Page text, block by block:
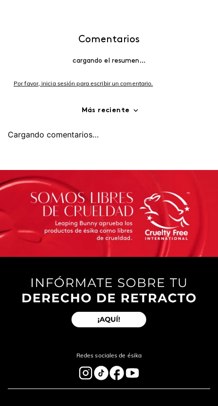
Comentarios
cargando el resumen…
Por favor, inicia sesión para escribir un comentario.
Más reciente
Cargando comentarios…
Redes sociales de ésika